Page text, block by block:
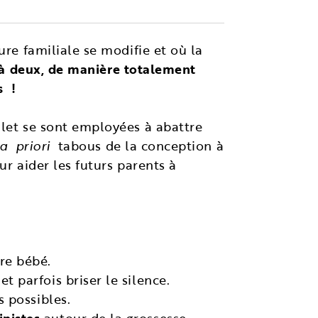
familiale se modifie et où la
deux, de manière totalement
!
se sont employées à abattre
a priori tabous de la conception à
aider les futurs parents à
bébé.
parfois briser le silence.
possibles.